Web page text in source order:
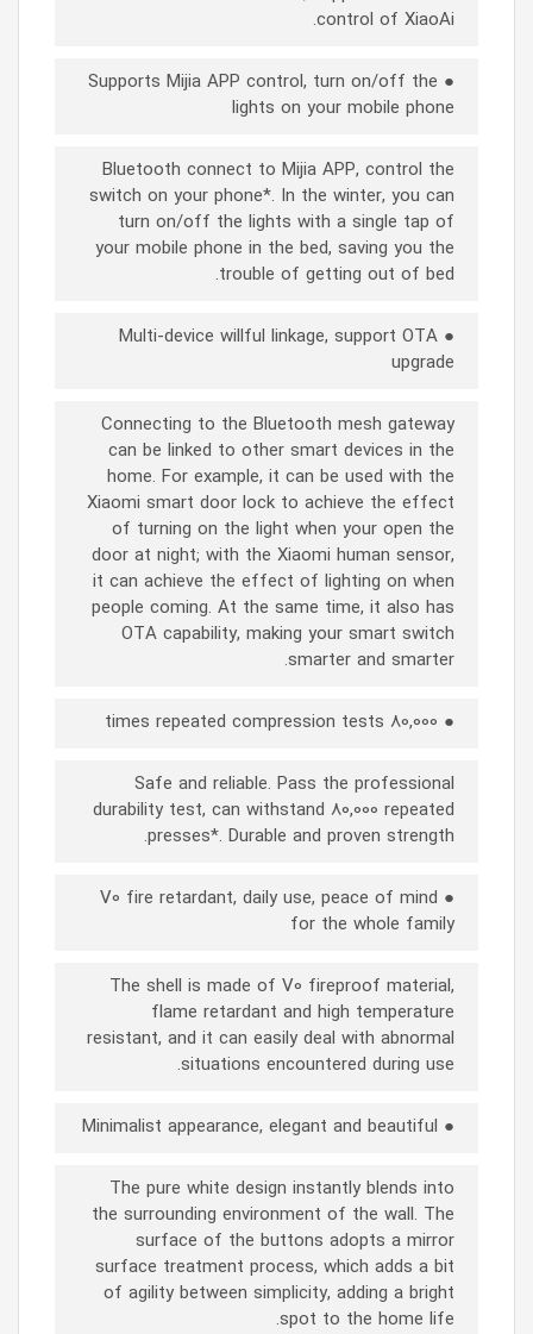
control of XiaoAi.
● Supports Mijia APP control, turn on/off the
lights on your mobile phone
Bluetooth connect to Mijia APP, control the
switch on your phone*. In the winter, you can
turn on/off the lights with a single tap of
your mobile phone in the bed, saving you the
trouble of getting out of bed.
● Multi-device willful linkage, support OTA
upgrade
Connecting to the Bluetooth mesh gateway
can be linked to other smart devices in the
home. For example, it can be used with the
Xiaomi smart door lock to achieve the effect
of turning on the light when your open the
door at night; with the Xiaomi human sensor,
it can achieve the effect of lighting on when
people coming. At the same time, it also has
OTA capability, making your smart switch
smarter and smarter.
● 80,000 times repeated compression tests
Safe and reliable. Pass the professional
durability test, can withstand 80,000 repeated
presses*. Durable and proven strength.
● V0 fire retardant, daily use, peace of mind
for the whole family
The shell is made of V0 fireproof material,
flame retardant and high temperature
resistant, and it can easily deal with abnormal
situations encountered during use.
● Minimalist appearance, elegant and beautiful
The pure white design instantly blends into
the surrounding environment of the wall. The
surface of the buttons adopts a mirror
surface treatment process, which adds a bit
of agility between simplicity, adding a bright
spot to the home life.